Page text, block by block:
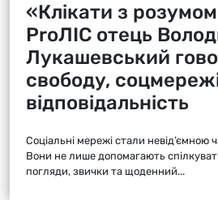
«Клікати з
ProЛІС отець
Лукашевський
свободу,
відповідальність
Соціальні мережі стали невід’ємною
Вони не лише допомагають
погляди, звички та щоденний...